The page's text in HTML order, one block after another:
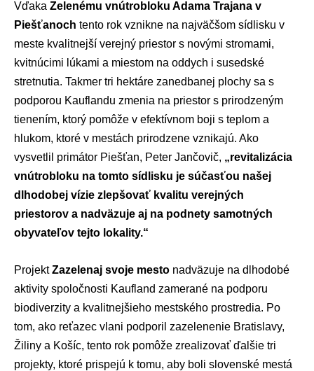
Vďaka Zelenému vnútrobloku Adama Trajana v
Piešťanoch tento rok vznikne na najväčšom sídlisku v
meste kvalitnejší verejný priestor s novými stromami,
kvitnúcimi lúkami a miestom na oddych i susedské
stretnutia. Takmer tri hektáre zanedbanej plochy sa s
podporou Kauflandu zmenia na priestor s prirodzeným
tienením, ktorý pomôže v efektívnom boji s teplom a
hlukom, ktoré v mestách prirodzene vznikajú. Ako
vysvetlil primátor Piešťan, Peter Jančovič, „revitalizácia
vnútrobloku na tomto sídlisku je súčasťou našej
dlhodobej vízie zlepšovať kvalitu verejných
priestorov a nadväzuje aj na podnety samotných
obyvateľov tejto lokality.“
ProjektZazelenaj svoje mesto nadväzuje na dlhodobé
aktivity spoločnosti Kaufland zamerané na podporu
biodiverzity a kvalitnejšieho mestského prostredia. Po
tom, ako reťazec vlani podporil zazelenenie Bratislavy,
Žiliny a Košíc, tento rok pomôže zrealizovať ďalšie tri
projekty, ktoré prispejú k tomu, aby boli slovenské mestá